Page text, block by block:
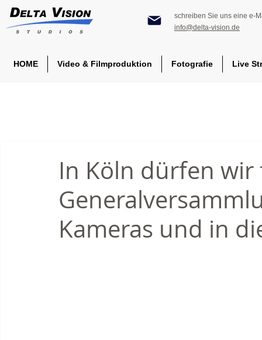
schreiben Sie uns eine e-
info@delta-vision.de
HOME Video & Filmproduktion Fotografie Live
In Köln dürfen wir
Kameras und in